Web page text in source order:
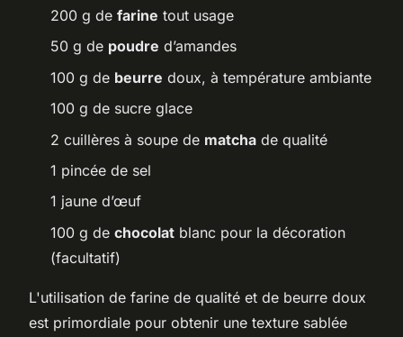
200 g de farine tout usage
50 g de poudre d’amandes
100 g de beurre doux, à température ambiante
100 g de sucre glace
2 cuillères à soupe de matcha de qualité
1 pincée de sel
1 jaune d’œuf
100 g de chocolat blanc pour la décoration
(facultatif)
L'utilisation de farine de qualité et de beurre doux
est primordiale pour obtenir une texture sablée